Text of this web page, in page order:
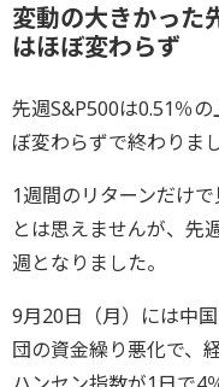
変動の大きかった
はほぼ変わらず
先週S&P500は0.51％
ぼ変わらずで終わりまし
1週間のリターンだけ
とは思えませんが、先
週となりました。
9月20日（月）には中
団の資金繰り悪化で、